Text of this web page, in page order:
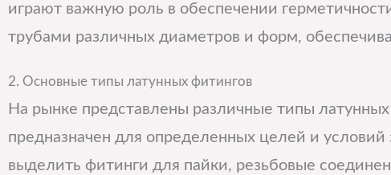
играют важную роль в обеспечении
трубами различных диаметров и форм,
2. Основные типы латунных фитингов
На рынке представлены различные типы
предназначен для определенных целей и
выделить фитинги для пайки, резьбовые